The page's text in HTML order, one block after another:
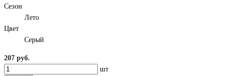
Сезон
Лето
Цвет
Серый
207 руб.
шт